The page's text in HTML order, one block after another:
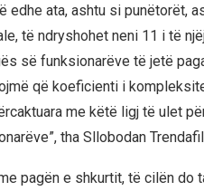
edhe ata, ashtu si punëtorët,
të ndryshohet neni 11 i të
së funksionarëve të jetë
që koeficienti i
me këtë ligj të ulet
tha Sllobodan
pagën e shkurtit, të cilën do